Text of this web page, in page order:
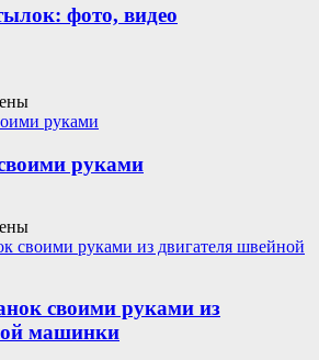
фото, видео
руками
своими руками из
машинки